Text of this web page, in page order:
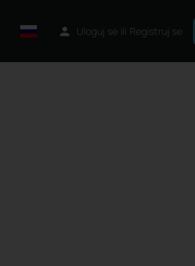
Uloguj se ili Registruj se